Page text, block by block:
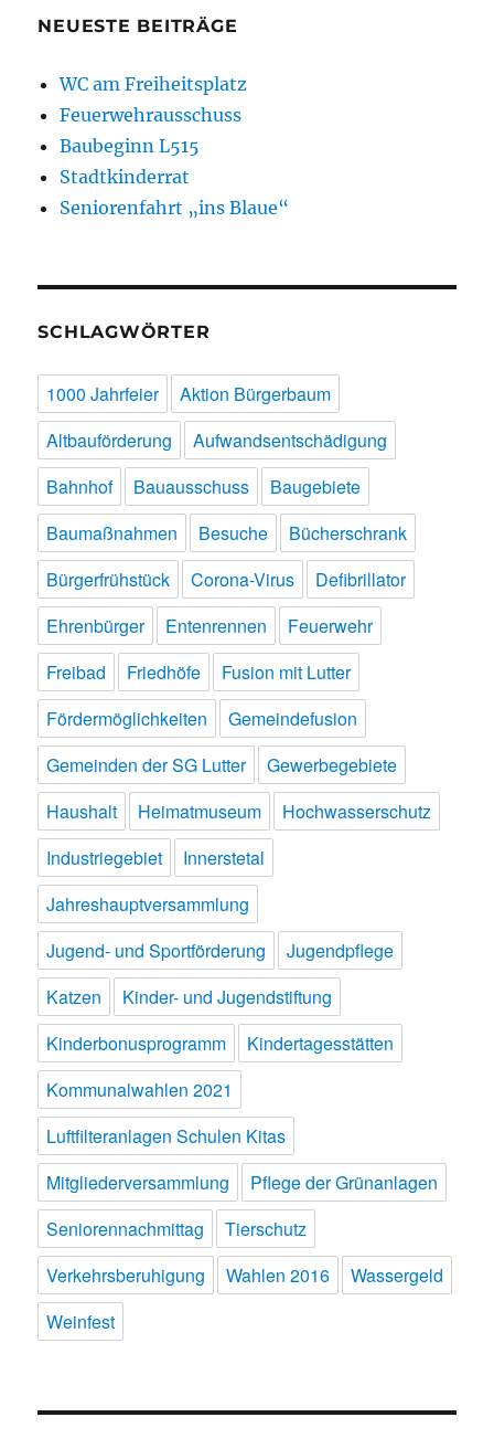
NEUESTE BEITRÄGE
WC am Freiheitsplatz
Feuerwehrausschuss
Baubeginn L515
Stadtkinderrat
Seniorenfahrt „ins Blaue“
SCHLAGWÖRTER
1000 Jahrfeier
Aktion Bürgerbaum
Altbauförderung
Aufwandsentschädigung
Bahnhof
Bauausschuss
Baugebiete
Baumaßnahmen
Besuche
Bücherschrank
Bürgerfrühstück
Corona-Virus
Defibrillator
Ehrenbürger
Entenrennen
Feuerwehr
Freibad
Friedhöfe
Fusion mit Lutter
Fördermöglichkeiten
Gemeindefusion
Gemeinden der SG Lutter
Gewerbegebiete
Haushalt
Heimatmuseum
Hochwasserschutz
Industriegebiet
Innerstetal
Jahreshauptversammlung
Jugend- und Sportförderung
Jugendpflege
Katzen
Kinder- und Jugendstiftung
Kinderbonusprogramm
Kindertagesstätten
Kommunalwahlen 2021
Luftfilteranlagen Schulen Kitas
Mitgliederversammlung
Pflege der Grünanlagen
Seniorennachmittag
Tierschutz
Verkehrsberuhigung
Wahlen 2016
Wassergeld
Weinfest